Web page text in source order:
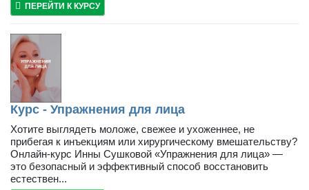
ПЕРЕЙТИ К КУРСУ
Курс - Упражнения для лица
Хотите выглядеть моложе, свежее и ухоженнее, не
прибегая к инъекциям или хирургическому вмешательству?
Онлайн-курс Инны Сушковой «Упражнения для лица» —
это безопасный и эффективный способ восстановить
естествен...